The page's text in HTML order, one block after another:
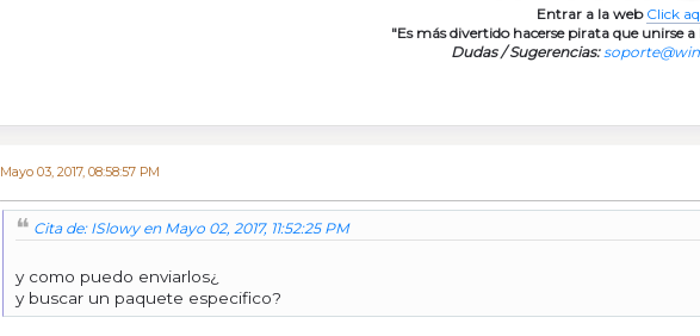
Entrar a la web Click
"Es más divertido hacerse pirata que unirse
Dudas / Sugerencias:
Mayo 03, 2017, 08:58:57 PM
Cita de: ISlowy en Mayo 02, 2017, 11:52:25 PM
y como puedo enviarlos¿
y buscar un paquete especifico?